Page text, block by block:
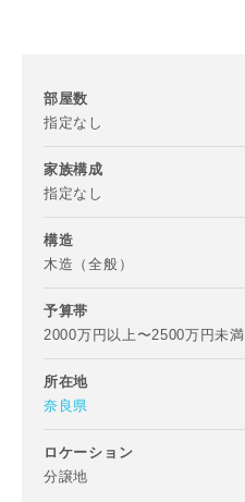
部屋数
指定なし
家族構成
指定なし
構造
木造（全般）
予算帯
2000万円以上〜2500万円未満
所在地
奈良県
ロケーション
分譲地